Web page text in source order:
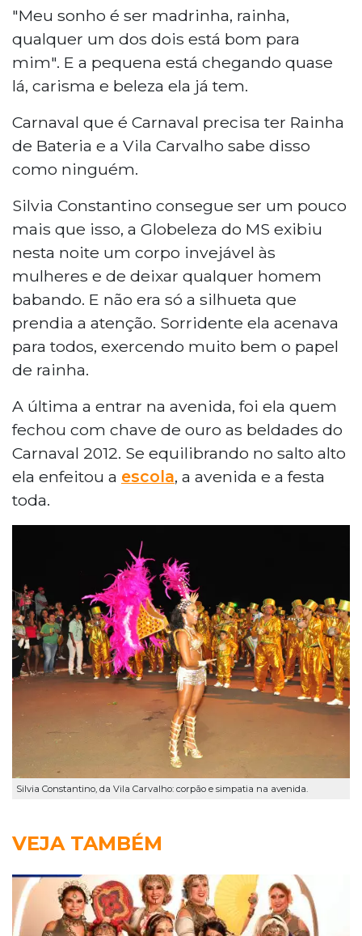
"Meu sonho é ser madrinha, rainha,
qualquer um dos dois está bom para
mim". E a pequena está chegando quase
lá, carisma e beleza ela já tem.
Carnaval que é Carnaval precisa ter Rainha
de Bateria e a Vila Carvalho sabe disso
como ninguém.
Silvia Constantino consegue ser um pouco
mais que isso, a Globeleza do MS exibiu
nesta noite um corpo invejável às
mulheres e de deixar qualquer homem
babando. E não era só a silhueta que
prendia a atenção. Sorridente ela acenava
para todos, exercendo muito bem o papel
de rainha.
A última a entrar na avenida, foi ela quem
fechou com chave de ouro as beldades do
Carnaval 2012. Se equilibrando no salto alto
ela enfeitou a escola, a avenida e a festa
toda.
Silvia Constantino, da Vila Carvalho: corpão e simpatia na avenida.
VEJA TAMBÉM